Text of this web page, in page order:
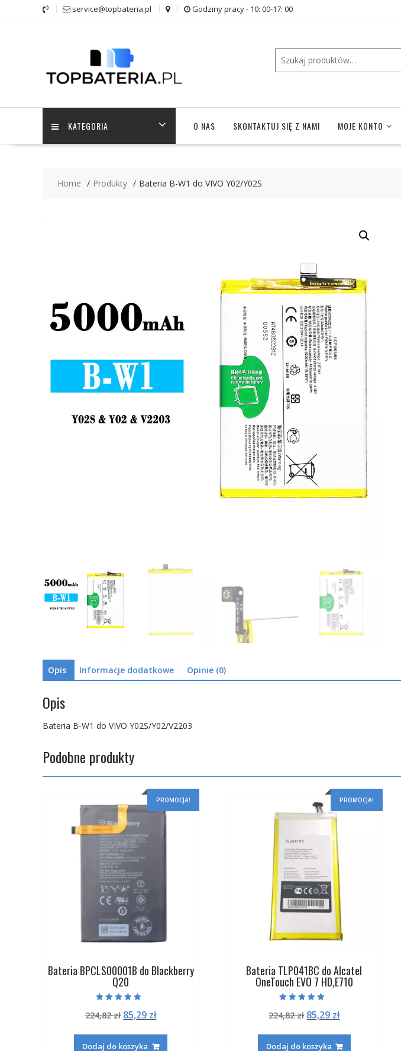
service@topbateria.pl Godziny pracy - 10: 00-17: 00
KATEGORIA O NAS SKONTAKTUJ SIĘ Z NAMI MOJE KONTO
Home Produkty Bateria B-W1 do VIVO Y02/Y02S
Opis Informacje dodatkowe Opinie (0)
Opis
Bateria B-W1 do VIVO Y02S/Y02/V2203
Podobne produkty
PROMOCJA!
Bateria BPCLS00001B do Blackberry
Q20
5.00
na 5
224,82zł Pierwotna
wynosiła:
85,29 złAktualna
Dodaj do koszyka
PROMOCJA!
Bateria TLP041BC do Alcatel
OneTouch EVO 7 HD,E710
5.00
na 5
224,82zł Pierwotna
wynosiła:
85,29 złAktualna
Dodaj do koszyka